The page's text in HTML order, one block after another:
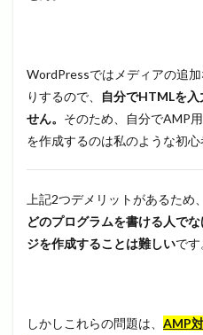
WordPressではメディアの追
りするので、
自分でHTMLを入
せん。 そのため、自分でAMP
を作成するのは私のような初心
上記2つデメリットがあるため、
どのプログラムを書ける人で
ジを作成することは難しいです
しかしこれらの問題は、 AMP